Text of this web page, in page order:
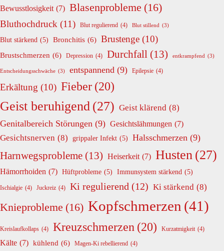
Bewusstlosigkeit (7) Blasenprobleme (16)
Bluthochdruck (11) Blut regulierend (4) Blut stillend (3)
Blut stärkend (5) Bronchitis (6) Brustenge (10)
Brustschmerzen (6) Depression (4) Durchfall (13) entkrampfend (3)
Entscheidungsschwäche (3) entspannend (9) Epilepsie (4)
Erkältung (10) Fieber (20)
Geist beruhigend (27) Geist klärend (8)
Genitalbereich Störungen (9) Gesichtslähmungen (7)
Gesichtsnerven (8) grippaler Infekt (5) Halsschmerzen (9)
Harnwegsprobleme (13) Heiserkeit (7) Husten (27)
Hämorrhoiden (7) Hüftprobleme (5) Immunsystem stärkend (5)
Ischialgie (4) Juckreiz (4) Ki regulierend (12) Ki stärkend (8)
Knieprobleme (16) Kopfschmerzen (41)
Kreislaufkollaps (4) Kreuzschmerzen (20) Kurzatmigkeit (4)
Kälte (7) kühlend (6) Magen-Ki rebellierend (4)